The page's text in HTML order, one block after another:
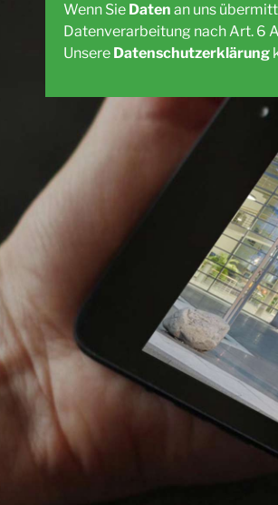
Wenn Sie Daten an uns
Datenverarbeitung nach Art. 6
Unsere Datenschutzerklärung